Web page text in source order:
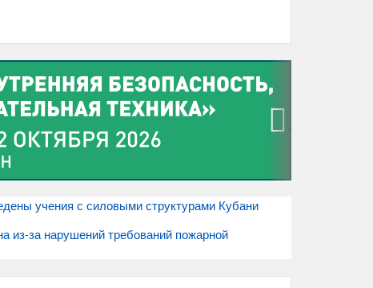
›
учения с силовыми структурами Кубани
из-за нарушений требований пожарной